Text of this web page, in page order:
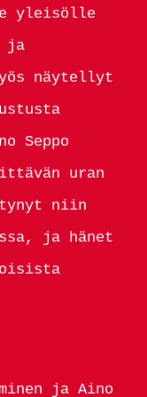
yleisölle
ja
näytellyt
Seppo
uran
niin
ja hänet
ja Aino